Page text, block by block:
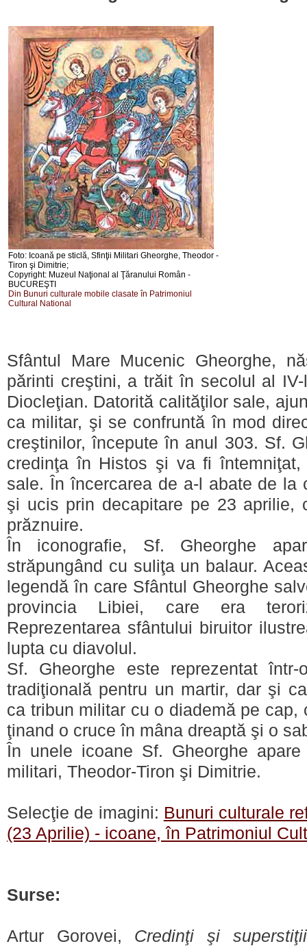
Foto: Icoană pe sticlă, Sfinţii Militari Gheorghe, Theodor -
Tiron şi Dimitrie;
Copyright: Muzeul Naţional al Ţăranului Român -
BUCUREŞTI
Din Bunuri culturale mobile clasate în Patrimoniul
Cultural National
Sfântul Mare Mucenic Gheorghe,
părinti creştini, a trăit în secolul al
Diocleţian. Datorită calităţilor sale,
ca militar, şi se confruntă în mod
creştinilor, începute în anul 303. Sf.
credinţa în Histos şi va fi întemniţat,
sale. În încercarea de a-l abate de la
şi ucis prin decapitare pe 23 aprilie,
prăznuire.
În iconografie, Sf. Gheorghe
străpungând cu suliţa un balaur.
legendă în care Sfântul Gheorghe
provincia Libiei, care era
Reprezentarea sfântului biruitor
lupta cu diavolul.
Sf. Gheorghe este reprezentat
tradiţională pentru un martir, dar şi
ca tribun militar cu o diademă pe cap,
ţinand o cruce în mâna dreaptă şi o
În unele icoane Sf. Gheorghe
militari, Theodor-Tiron şi Dimitrie.
Selecţie de imagini: Bunuri culturale
(23 Aprilie) - icoane, în Patrimoniul
Surse:
Artur Gorovei, Credinţi şi